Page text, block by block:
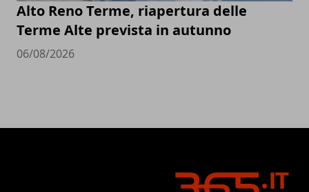
Alto Reno Terme, riapertura delle
Terme Alte prevista in autunno
06/08/2026